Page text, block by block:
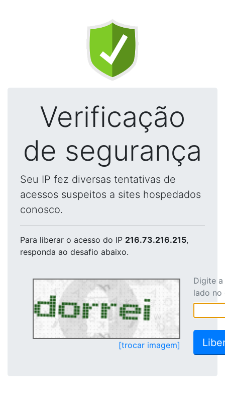
Verificação
de segurança
Seu IP fez diversas tentativas de
acessos suspeitos a sites hospedados
conosco.
Para liberar o acesso do IP 216.73.216.215,
responda ao desafio abaixo.
[trocar imagem]
Digite
lado no